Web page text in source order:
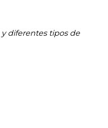
diferentes tipos de